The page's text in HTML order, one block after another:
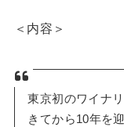
＜内容＞
東京初のワイナ
きてから10年を